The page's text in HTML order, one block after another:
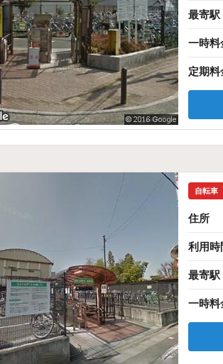
最寄駅
一時料
定期料
自転車
住所
利用時
最寄駅
一時料